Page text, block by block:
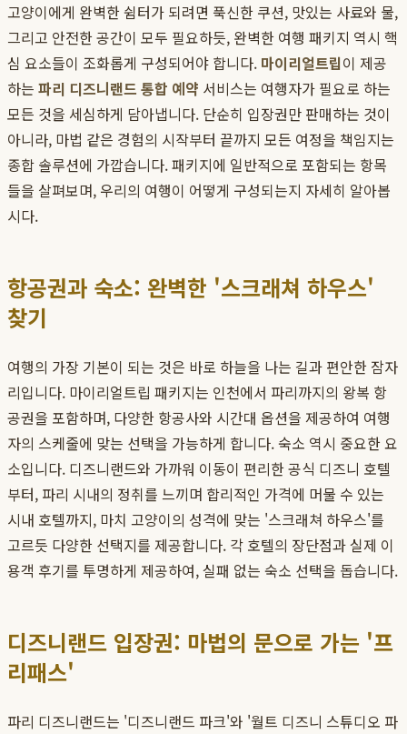
고양이에게 완벽한 쉼터가 되려면 푹신한 쿠션, 맛있는 사료와 물,
그리고 안전한 공간이 모두 필요하듯, 완벽한 여행 패키지 역시 핵
심 요소들이 조화롭게 구성되어야 합니다. 마이리얼트립이 제공
하는 파리 디즈니랜드 통합 예약 서비스는 여행자가 필요로 하는
모든 것을 세심하게 담아냅니다. 단순히 입장권만 판매하는 것이
아니라, 마법 같은 경험의 시작부터 끝까지 모든 여정을 책임지는
종합 솔루션에 가깝습니다. 패키지에 일반적으로 포함되는 항목
들을 살펴보며, 우리의 여행이 어떻게 구성되는지 자세히 알아봅
시다.
항공권과 숙소: 완벽한 '스크래쳐 하우스'
찾기
여행의 가장 기본이 되는 것은 바로 하늘을 나는 길과 편안한 잠자
리입니다. 마이리얼트립 패키지는 인천에서 파리까지의 왕복 항
공권을 포함하며, 다양한 항공사와 시간대 옵션을 제공하여 여행
자의 스케줄에 맞는 선택을 가능하게 합니다. 숙소 역시 중요한 요
소입니다. 디즈니랜드와 가까워 이동이 편리한 공식 디즈니 호텔
부터, 파리 시내의 정취를 느끼며 합리적인 가격에 머물 수 있는
시내 호텔까지, 마치 고양이의 성격에 맞는 '스크래쳐 하우스'를
고르듯 다양한 선택지를 제공합니다. 각 호텔의 장단점과 실제 이
용객 후기를 투명하게 제공하여, 실패 없는 숙소 선택을 돕습니다.
디즈니랜드 입장권: 마법의 문으로 가는 '프
리패스'
파리 디즈니랜드는 '디즈니랜드 파크'와 '월트 디즈니 스튜디오 파